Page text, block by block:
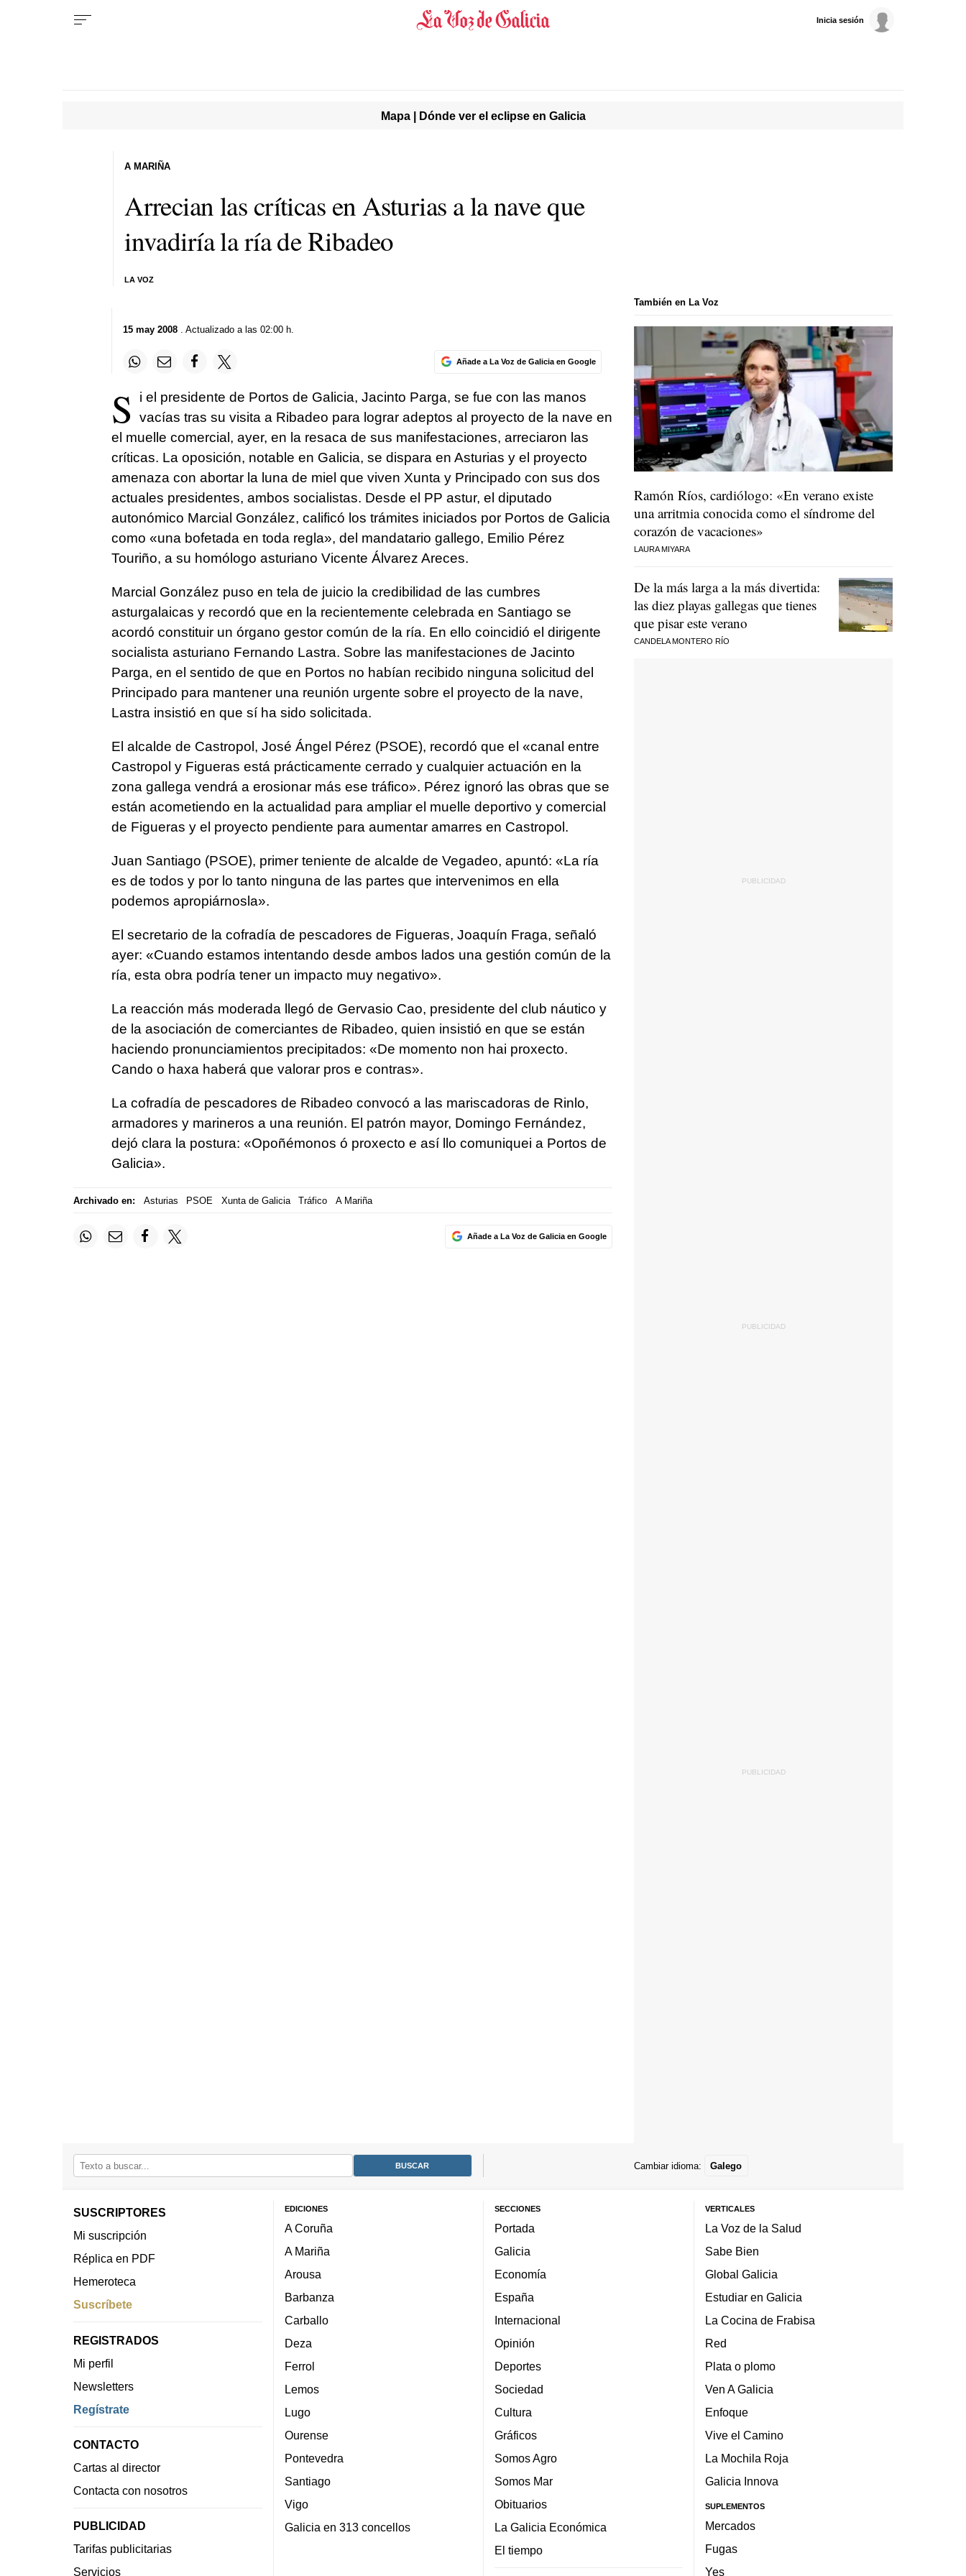
Inicia sesión
Mapa | Dónde ver el eclipse en Galicia
Arrecian las críticas en Asturias a la nave que
invadiría la ría de Ribadeo
LA VOZ
A MARIÑA
15 may 2008. Actualizado a las 02:00 h.
Añade a La Voz de Galicia en Google
S
i el presidente de Portos de Galicia, Jacinto Parga, se fue con las manos
vacías tras su visita a Ribadeo para lograr adeptos al proyecto de la nave en
el muelle comercial, ayer, en la resaca de sus manifestaciones, arreciaron las
críticas. La oposición, notable en Galicia, se dispara en Asturias y el proyecto
amenaza con abortar la luna de miel que viven Xunta y Principado con sus dos
actuales presidentes, ambos socialistas. Desde el PP astur, el diputado
autonómico Marcial González, calificó los trámites iniciados por Portos de Galicia
como «una bofetada en toda regla», del mandatario gallego, Emilio Pérez
Touriño, a su homólogo asturiano Vicente Álvarez Areces.
Marcial González puso en tela de juicio la credibilidad de las cumbres
asturgalaicas y recordó que en la recientemente celebrada en Santiago se
acordó constituir un órgano gestor común de la ría. En ello coincidió el dirigente
socialista asturiano Fernando Lastra. Sobre las manifestaciones de Jacinto
Parga, en el sentido de que en Portos no habían recibido ninguna solicitud del
Principado para mantener una reunión urgente sobre el proyecto de la nave,
Lastra insistió en que sí ha sido solicitada.
El alcalde de Castropol, José Ángel Pérez (PSOE), recordó que el «canal entre
Castropol y Figueras está prácticamente cerrado y cualquier actuación en la
zona gallega vendrá a erosionar más ese tráfico». Pérez ignoró las obras que se
están acometiendo en la actualidad para ampliar el muelle deportivo y comercial
de Figueras y el proyecto pendiente para aumentar amarres en Castropol.
Juan Santiago (PSOE), primer teniente de alcalde de Vegadeo, apuntó: «La ría
es de todos y por lo tanto ninguna de las partes que intervenimos en ella
podemos apropiárnosla».
El secretario de la cofradía de pescadores de Figueras, Joaquín Fraga, señaló
ayer: «Cuando estamos intentando desde ambos lados una gestión común de la
ría, esta obra podría tener un impacto muy negativo».
La reacción más moderada llegó de Gervasio Cao, presidente del club náutico y
de la asociación de comerciantes de Ribadeo, quien insistió en que se están
haciendo pronunciamientos precipitados: «De momento non hai proxecto.
Cando o haxa haberá que valorar pros e contras».
La cofradía de pescadores de Ribadeo convocó a las mariscadoras de Rinlo,
armadores y marineros a una reunión. El patrón mayor, Domingo Fernández,
dejó clara la postura: «Opoñémonos ó proxecto e así llo comuniquei a Portos de
Galicia».
Archivado en: Asturias PSOE Xunta de Galicia Tráfico A Mariña
Añade a La Voz de Galicia en Google
También en La Voz
Ramón Ríos, cardiólogo: «En verano existe
una arritmia conocida como el síndrome del
corazón de vacaciones»
LAURA MIYARA
De la más larga a la más divertida:
las diez playas gallegas que tienes
que pisar este verano
CANDELA MONTERO RÍO
Cambiar idioma: Galego
SUSCRIPTORES
Mi suscripción
Réplica en PDF
Hemeroteca
Suscríbete
REGISTRADOS
Mi perfil
Newsletters
Regístrate
CONTACTO
Cartas al director
Contacta con nosotros
PUBLICIDAD
Tarifas publicitarias
Servicios
EDICIONES
A Coruña
A Mariña
Arousa
Barbanza
Carballo
Deza
Ferrol
Lemos
Lugo
Ourense
Pontevedra
Santiago
Vigo
Galicia en 313 concellos
SECCIONES
Portada
Galicia
Economía
España
Internacional
Opinión
Deportes
Sociedad
Cultura
Gráficos
Somos Agro
Somos Mar
Obituarios
La Galicia Económica
El tiempo
VERTICALES
La Voz de la Salud
Sabe Bien
Global Galicia
Estudiar en Galicia
La Cocina de Frabisa
Red
Plata o plomo
Ven A Galicia
Enfoque
Vive el Camino
La Mochila Roja
Galicia Innova
SUPLEMENTOS
Mercados
Fugas
Yes